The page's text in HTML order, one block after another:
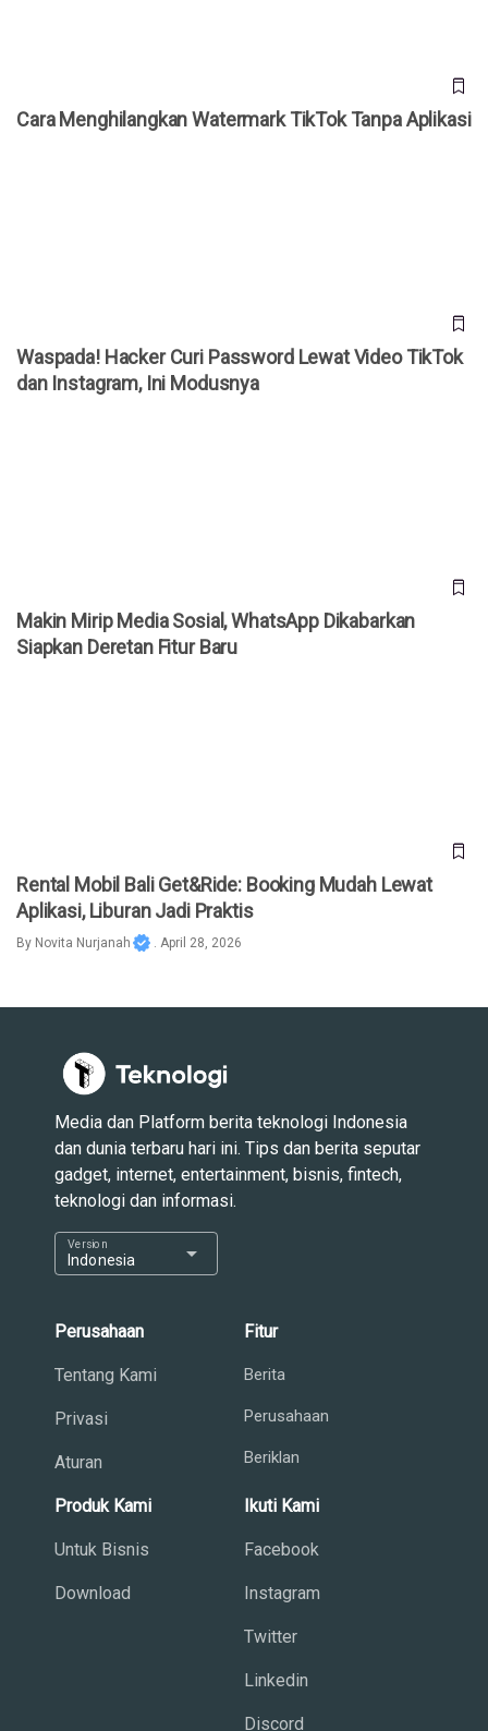
Cara Menghilangkan Watermark TikTok Tanpa Aplikasi
Waspada! Hacker Curi Password Lewat Video TikTok
dan Instagram, Ini Modusnya
Makin Mirip Media Sosial, WhatsApp Dikabarkan
Siapkan Deretan Fitur Baru
Rental Mobil Bali Get&Ride: Booking Mudah Lewat
Aplikasi, Liburan Jadi Praktis
By Novita Nurjanah . April 28, 2026
Media dan Platform berita teknologi Indonesia
dan dunia terbaru hari ini. Tips dan berita seputar
gadget, internet, entertainment, bisnis, fintech,
teknologi dan informasi.
Indonesia
Version arrow_drop_down
Perusahaan
Tentang Kami
Privasi
Aturan
Fitur
Berita
Perusahaan
Beriklan
Produk Kami
Untuk Bisnis
Download
Ikuti Kami
Facebook
Instagram
Twitter
Linkedin
Discord